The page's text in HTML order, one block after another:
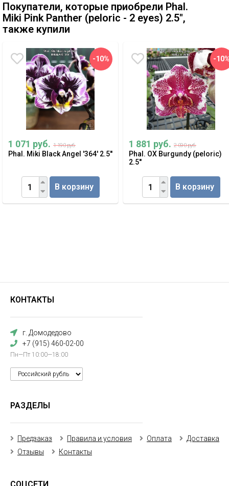
Покупатели, которые приобрели Phal.
Miki Pink Panther (peloric - 2 eyes) 2.5'',
также купили
-10%
1 071 руб. 1 190 руб.
Phal. Miki Black Angel '364' 2.5''
В корзину
-
1 881 руб. 2 090 руб.
Phal. OX Burgundy (peloric)
2.5''
В корзину
КОНТАКТЫ
г. Домодедово
+7 (915) 460-02-00
Пн—Пт 10:00—18:00
РАЗДЕЛЫ
Предзаказ Правила и условия Оплата
Доставка
Отзывы
Контакты